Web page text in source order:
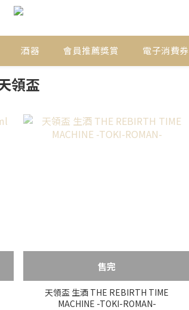
酒器 會員推薦獎賞 電子消費券
領盃
售完
天領盃 生酒 THE REBIRTH TIME
MACHINE -TOKI-ROMAN-